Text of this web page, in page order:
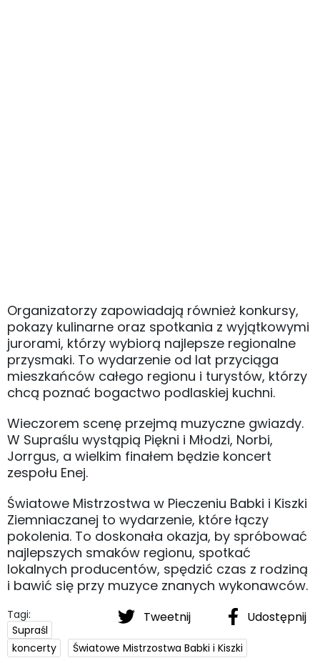
Organizatorzy zapowiadają również konkursy,
pokazy kulinarne oraz spotkania z wyjątkowymi
jurorami, którzy wybiorą najlepsze regionalne
przysmaki. To wydarzenie od lat przyciąga
mieszkańców całego regionu i turystów, którzy
chcą poznać bogactwo podlaskiej kuchni.
Wieczorem scenę przejmą muzyczne gwiazdy.
W Supraślu wystąpią Piękni i Młodzi, Norbi,
Jorrgus, a wielkim finałem będzie koncert
zespołu Enej.
Światowe Mistrzostwa w Pieczeniu Babki i Kiszki
Ziemniaczanej to wydarzenie, które łączy
pokolenia. To doskonała okazja, by spróbować
najlepszych smaków regionu, spotkać
lokalnych producentów, spędzić czas z rodziną
i bawić się przy muzyce znanych wykonawców.
Tweetnij Udostępnij
Tagi:
Supraśl
koncerty
Światowe Mistrzostwa Babki i Kiszki